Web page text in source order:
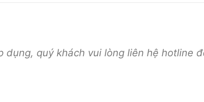
quý khách vui lòng liên hệ hotline